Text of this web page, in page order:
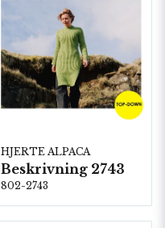
HJERTE ALPACA
Beskrivning 2743
802-2743